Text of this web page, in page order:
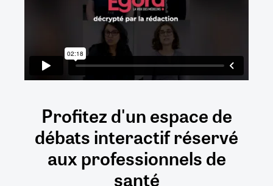
Profitez d'un espace de
débatsinteractifréservé
auxprofessionnels de
santé